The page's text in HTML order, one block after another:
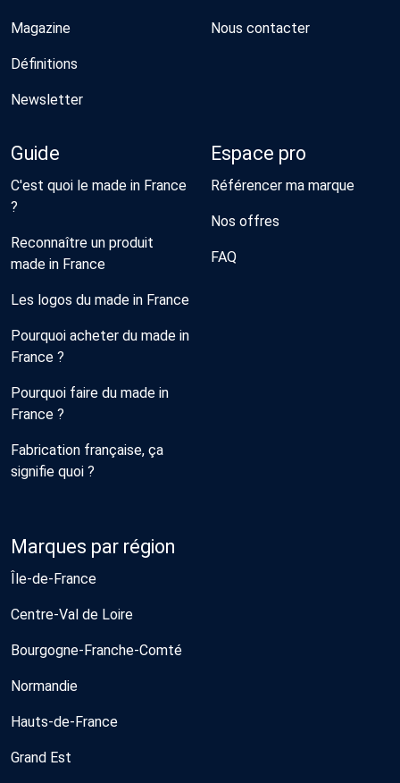
Magazine
Définitions
Newsletter
Nous contacter
Guide
C'est quoi le made in France
?
Reconnaître un produit
made in France
Les logos du made in France
Pourquoi acheter du made in
France ?
Pourquoi faire du made in
France ?
Fabrication française, ça
signifie quoi ?
Espace pro
Référencer ma marque
Nos offres
FAQ
Marques par région
Île-de-France
Centre-Val de Loire
Bourgogne-Franche-Comté
Normandie
Hauts-de-France
Grand Est